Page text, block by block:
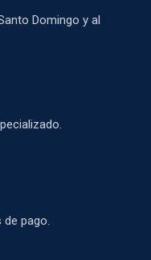
Domingo y al
pago.